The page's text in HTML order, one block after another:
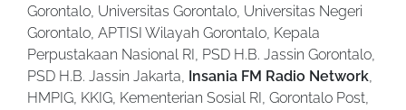
Gorontalo, Universitas Gorontalo, Universitas Negeri
Gorontalo, APTISI Wilayah Gorontalo, Kepala
Perpustakaan Nasional RI, PSD H.B. Jassin Gorontalo,
PSD H.B. Jassin Jakarta, Insania FM Radio Network,
HMPIG, KKIG, Kementerian Sosial RI, Gorontalo Post,